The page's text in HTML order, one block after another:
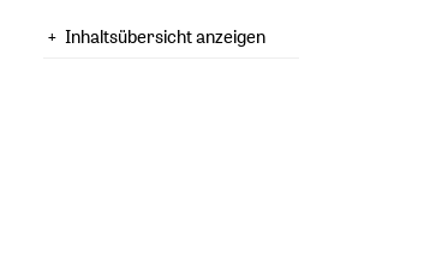
Inhaltsübersicht anzeigen